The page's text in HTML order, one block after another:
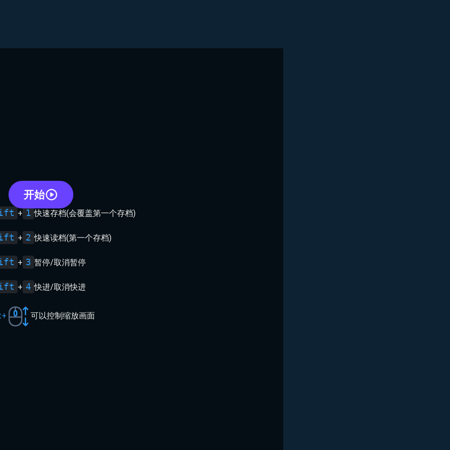
+ 1 快速存档(会覆盖第一个存档)
+ 2 快速读档(第一个存档)
+ 3 暂停/取消暂停
+ 4 快进/取消快进
可以控制缩放画面
开始